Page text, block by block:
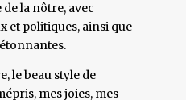
la nôtre, avec
et politiques, ainsi que
le beau style de
mes joies, mes